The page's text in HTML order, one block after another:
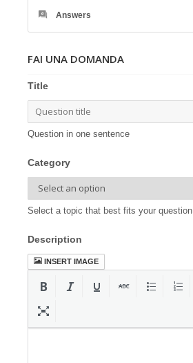
Answers
FAI UNA DOMANDA
Title
Question in one sentence
Category
Select a topic that best fits your question.
Description
INSERT IMAGE